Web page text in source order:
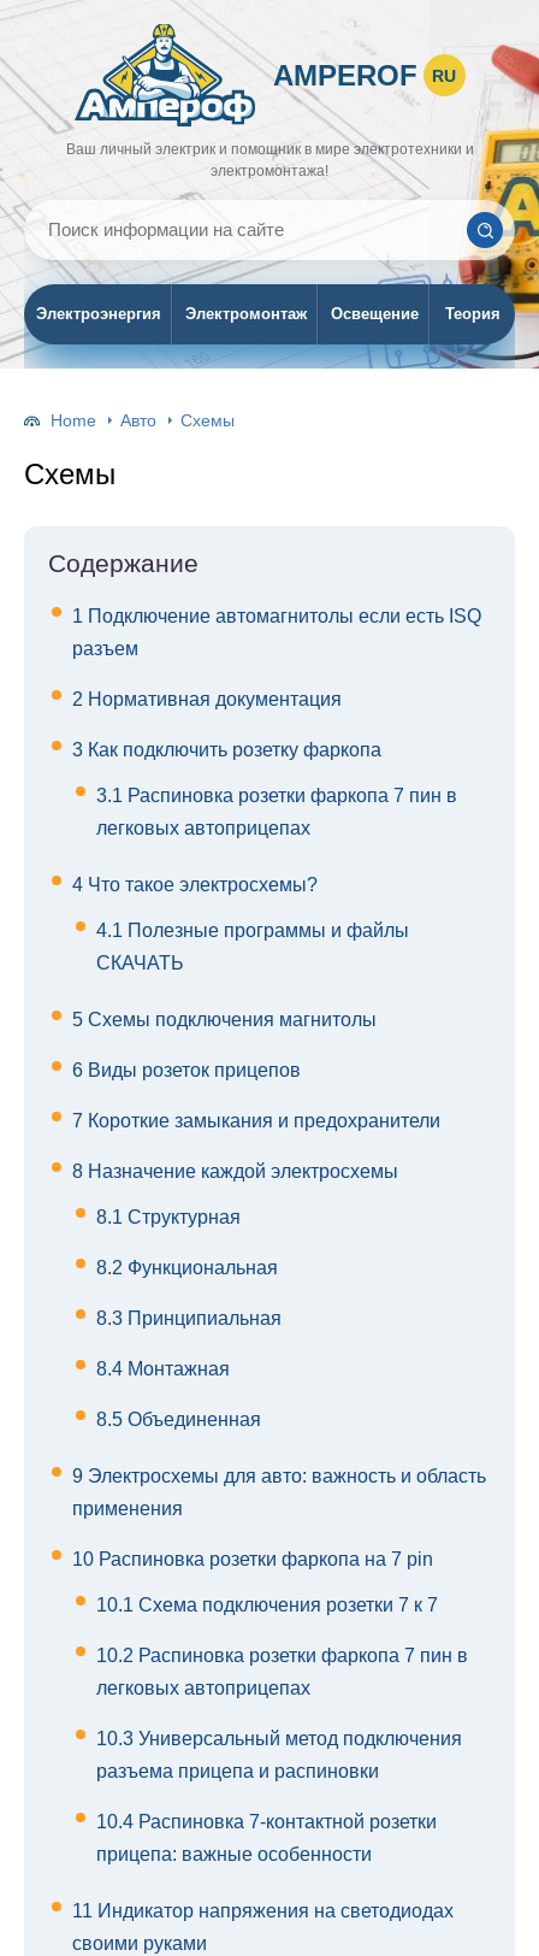
AMPEROF RU
Ваш личный электрик и помощник в мире электротехники и
электромонтажа!
Электроэнергия Электромонтаж Освещение Теория
Home Авто Схемы
Схемы
Содержание
1 Подключение автомагнитолы если есть ISQ
разъем
2 Нормативная документация
3 Как подключить розетку фаркопа
3.1 Распиновка розетки фаркопа 7 пин в
легковых автоприцепах
4 Что такое электросхемы?
4.1 Полезные программы и файлы
СКАЧАТЬ
5 Схемы подключения магнитолы
6 Виды розеток прицепов
7 Короткие замыкания и предохранители
8 Назначение каждой электросхемы
8.1 Структурная
8.2 Функциональная
8.3 Принципиальная
8.4 Монтажная
8.5 Объединенная
9 Электросхемы для авто: важность и область
применения
10 Распиновка розетки фаркопа на 7 pin
10.1 Схема подключения розетки 7 к 7
10.2 Распиновка розетки фаркопа 7 пин в
легковых автоприцепах
10.3 Универсальный метод подключения
разъема прицепа и распиновки
10.4 Распиновка 7-контактной розетки
прицепа: важные особенности
11 Индикатор напряжения на светодиодах
своими руками